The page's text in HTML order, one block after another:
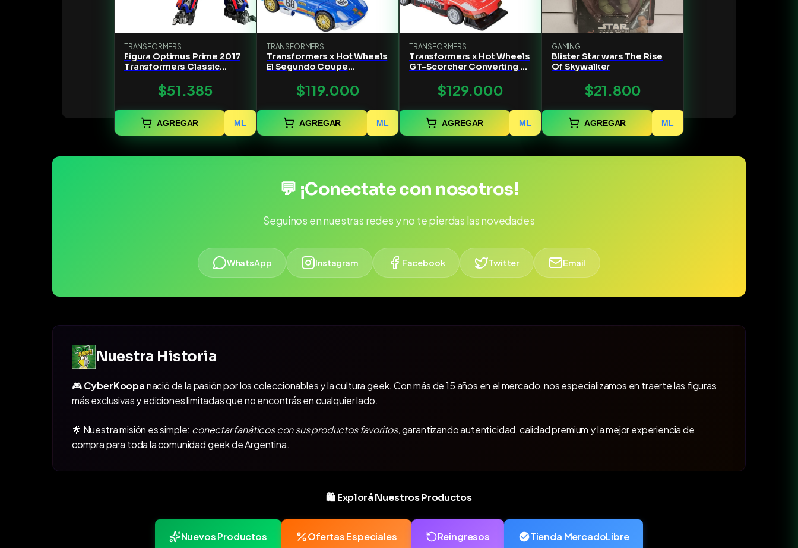
TRANSFORMERS
Figura Optimus Prime 2017
Transformers Classic
$51.385
AGREGAR ML
TRANSFORMERS
Transformers x Hot Wheels
El Segundo Coupe
$119.000
AGREGAR ML
TRANSFORMERS
Transformers x Hot Wheels
GT-Scorcher Converting 5-
$129.000
AGREGAR ML
GAMING
Blister Star wars The Rise
Of Skywalker
$21.800
AGREGAR ML
💬 ¡Conectate con nosotros!
Seguinos en nuestras redes y no te pierdas las novedades
WhatsApp Instagram Facebook Twitter Email
Nuestra Historia
🎮CyberKoopanació de la pasión por los coleccionables y la cultura geek. Con más de 15 años en el mercado, nos especializamos en traerte las figuras
más exclusivas y ediciones limitadas que no encontrás en cualquier lado.
🌟 Nuestra misión es simple: conectar fanáticos con sus productos favoritos, garantizando autenticidad, calidad premium y la mejor experiencia de
compra para toda la comunidad geek de Argentina.
🛍️ Explorá Nuestros Productos
Nuevos Productos Ofertas Especiales Reingresos Tienda MercadoLibre